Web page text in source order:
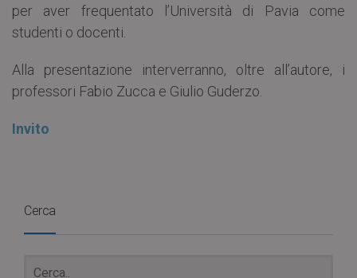
per aver frequentato l’Università di Pavia come
studenti o docenti.
Alla presentazione interverranno, oltre all’autore, i
professori Fabio Zucca e Giulio Guderzo.
Invito
Cerca